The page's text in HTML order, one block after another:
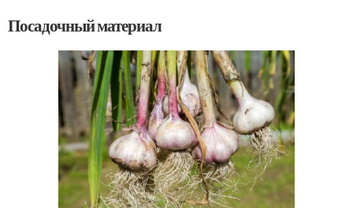
Посадочный материал